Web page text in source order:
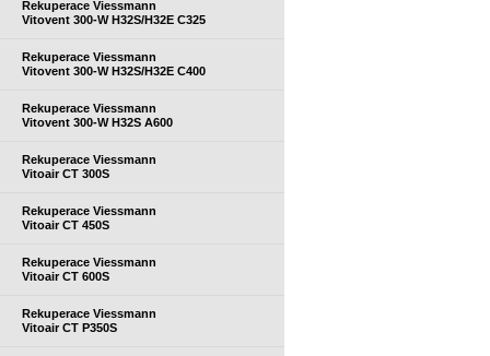
Rekuperace Viessmann
Vitovent 300-W H32S/H32E C325
Rekuperace Viessmann
Vitovent 300-W H32S/H32E C400
Rekuperace Viessmann
Vitovent 300-W H32S A600
Rekuperace Viessmann
Vitoair CT 300S
Rekuperace Viessmann
Vitoair CT 450S
Rekuperace Viessmann
Vitoair CT 600S
Rekuperace Viessmann
Vitoair CT P350S